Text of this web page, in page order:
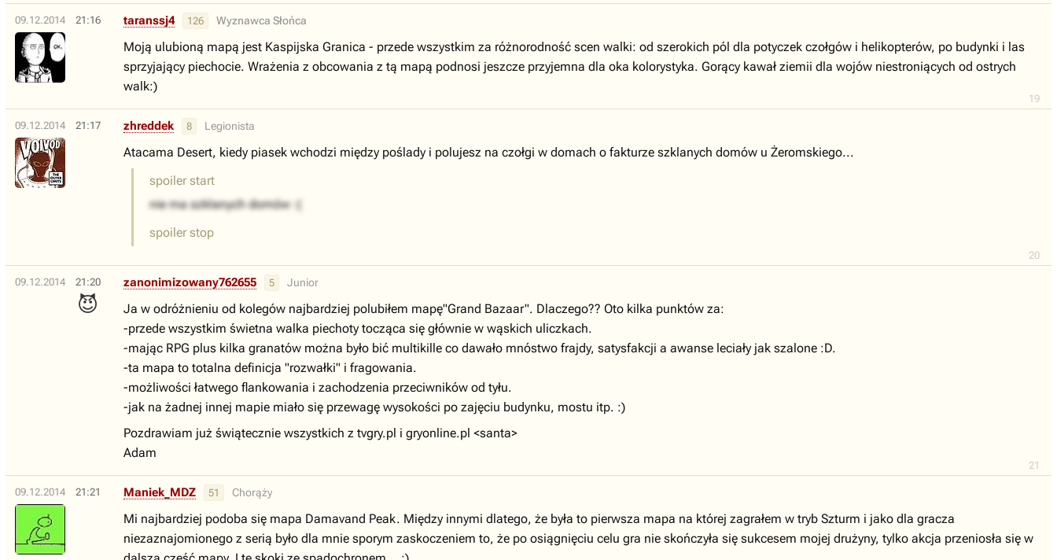
09.12.2014 21:16
19
taranssj4 126 Wyznawca Słońca
Moją ulubioną mapą jest Kaspijska Granica - przede wszystkim za różnorodność scen walki: od szerokich pól dla potyczek czołgów i helikopterów, po budynki i las
sprzyjający piechocie. Wrażenia z obcowania z tą mapą podnosi jeszcze przyjemna dla oka kolorystyka. Gorący kawał ziemii dla wojów niestroniących od ostrych
walk:)
09.12.2014 21:17
20
zhreddek 8 Legionista
Atacama Desert, kiedy piasek wchodzi między poślady i polujesz na czołgi w domach o fakturze szklanych domów u Żeromskiego...
spoiler start
nie ma szklanych domów :(
spoiler stop
09.12.2014 21:20
😈
21
zanonimizowany762655 5 Junior
Ja w odróżnieniu od kolegów najbardziej polubiłem mapę"Grand Bazaar". Dlaczego?? Oto kilka punktów za:
-przede wszystkim świetna walka piechoty tocząca się głównie w wąskich uliczkach.
-mając RPG plus kilka granatów można było bić multikille co dawało mnóstwo frajdy, satysfakcji a awanse leciały jak szalone :D.
-ta mapa to totalna definicja "rozwałki" i fragowania.
-możliwości łatwego flankowania i zachodzenia przeciwników od tyłu.
-jak na żadnej innej mapie miało się przewagę wysokości po zajęciu budynku, mostu itp. :)
Pozdrawiam już świątecznie wszystkich z tvgry.pl i gryonline.pl <santa>
Adam
09.12.2014 21:21 Maniek_MDZ 51 Chorąży
Mi najbardziej podoba się mapa Damavand Peak. Między innymi dlatego, że była to pierwsza mapa na której zagrałem w tryb Szturm i jako dla gracza
niezaznajomionego z serią było dla mnie sporym zaskoczeniem to, że po osiągnięciu celu gra nie skończyła się sukcesem mojej drużyny, tylko akcja przeniosła się w